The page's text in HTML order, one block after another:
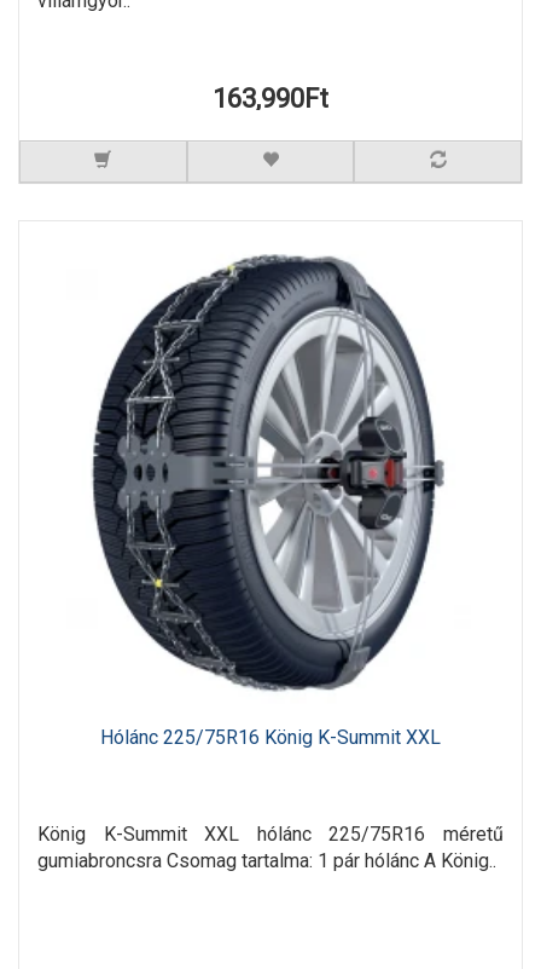
163,990Ft
Hólánc 225/75R16 König K-Summit XXL
König K-Summit XXL hólánc 225/75R16 méretű
gumiabroncsra Csomag tartalma: 1 pár hólánc A König..